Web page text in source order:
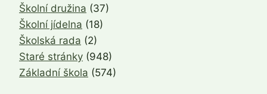
Školní družina (37)
Školní jídelna (18)
Školská rada (2)
Staré stránky (948)
Základní škola (574)